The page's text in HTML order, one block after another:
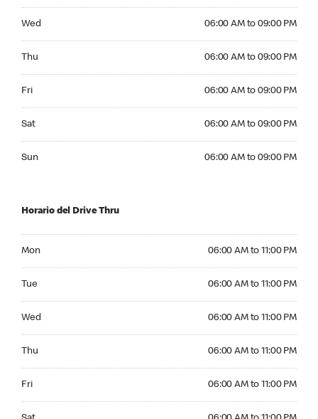
Wed 06:00 AM to 09:00 PM
Thu 06:00 AM to 09:00 PM
Fri 06:00 AM to 09:00 PM
Sat 06:00 AM to 09:00 PM
Sun 06:00 AM to 09:00 PM
Horario del Drive Thru
Mon 06:00 AM to 11:00 PM
Tue 06:00 AM to 11:00 PM
Wed 06:00 AM to 11:00 PM
Thu 06:00 AM to 11:00 PM
Fri 06:00 AM to 11:00 PM